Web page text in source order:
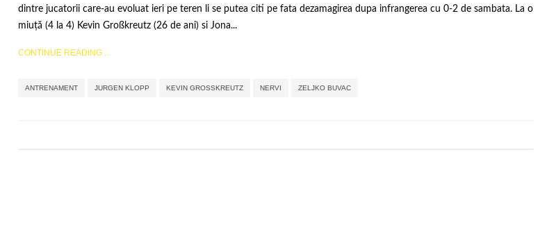
dintre jucatorii care-au evoluat ieri pe teren li se putea citi pe fata dezamagirea dupa infrangerea cu 0-2 de sambata. La o
miuță (4 la 4) Kevin Großkreutz (26 de ani) si Jona...
CONTINUE READING ...
ANTRENAMENT JURGEN KLOPP KEVIN GROSSKREUTZ NERVI ZELJKO BUVAC